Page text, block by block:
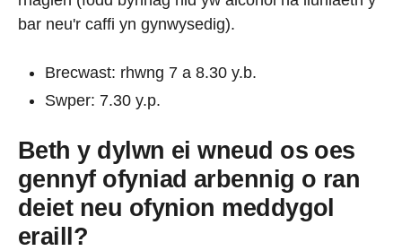
bar neu'r caffi yn gynwysedig).
Brecwast: rhwng 7 a 8.30 y.b.
Swper: 7.30 y.p.
Beth y dylwn ei wneud os oes
gennyf ofyniad arbennig o ran
deiet neu ofynion meddygol
eraill?